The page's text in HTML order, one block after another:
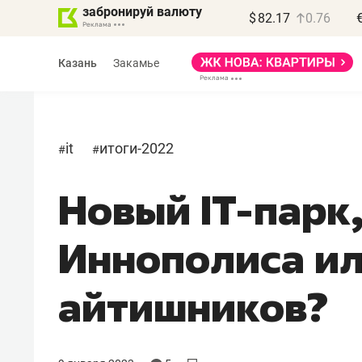
забронируй валюту $ 82.17 0.76
Казань Закамье
#it #итоги-2022
Новый IT-
Иннополиса
айтишников?
Василь Мазитов
МАРТ
«Не зная местных
правил, бизнес может
потерять минимум